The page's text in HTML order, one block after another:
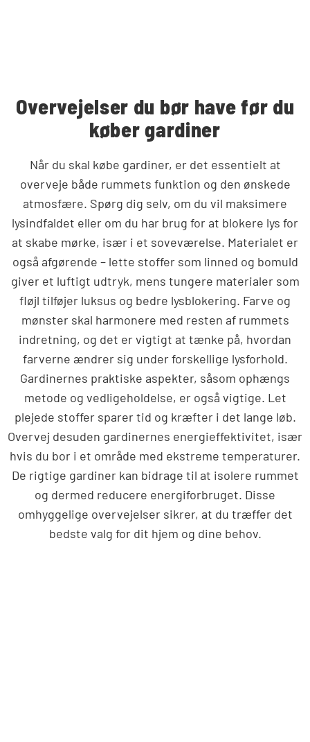
Overvejelser du bør have før du
køber gardiner
Når du skal købe gardiner, er det essentielt at
overveje både rummets funktion og den ønskede
atmosfære. Spørg dig selv, om du vil maksimere
lysindfaldet eller om du har brug for at blokere lys for
at skabe mørke, især i et soveværelse. Materialet er
også afgørende – lette stoffer som linned og bomuld
giver et luftigt udtryk, mens tungere materialer som
fløjl tilføjer luksus og bedre lysblokering. Farve og
mønster skal harmonere med resten af rummets
indretning, og det er vigtigt at tænke på, hvordan
farverne ændrer sig under forskellige lysforhold.
Gardinernes praktiske aspekter, såsom ophængs
metode og vedligeholdelse, er også vigtige. Let
plejede stoffer sparer tid og kræfter i det lange løb.
Overvej desuden gardinernes energieffektivitet, især
hvis du bor i et område med ekstreme temperaturer.
De rigtige gardiner kan bidrage til at isolere rummet
og dermed reducere energiforbruget. Disse
omhyggelige overvejelser sikrer, at du træffer det
bedste valg for dit hjem og dine behov.